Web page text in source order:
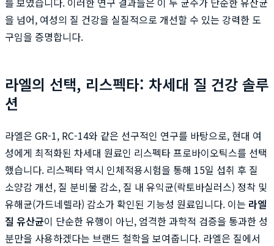
을 넘어, 여성의 질 건강을 실질적으로 개선할 수 있는 강력한 도
구임을 증명합니다.
라엘의 선택, 리스펙타: 차세대 질 건강 솔루
션
라엘은 GR-1, RC-14와 같은 선구적인 연구를 바탕으로, 현대 여
성에게 최적화된 차세대 원료인 리스펙타 프로바이오틱스를 선택
했습니다. 리스펙타 역시 인체적용시험을 통해 15일 섭취 후 질
소양감 개선, 질 분비물 감소, 질 내 유익균(락토바실러스) 정착 및
유해균(가드네렐라) 감소가 확인된 기능성 원료입니다. 이는 라엘
질 유산균이 단순한 유행이 아닌, 엄격한 과학적 검증을 통과한 성
분만을 사용하겠다는 브랜드 철학을 보여줍니다. 라엘은 질에서